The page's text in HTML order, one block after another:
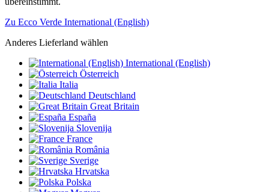
Zu Ecco Verde International (English)
Anderes Lieferland wählen
International (English)
Österreich
Italia
Deutschland
Great Britain
España
Slovenija
France
România
Sverige
Hrvatska
Polska